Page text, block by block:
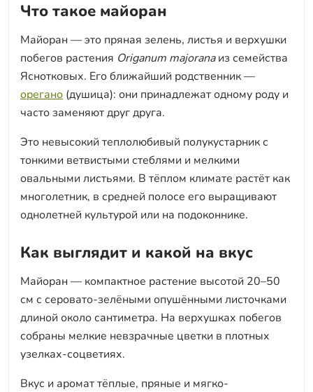
Что такое майоран
Майоран — это пряная зелень, листья и верхушки
побегов растения Origanum majoranaиз семейства
Яснотковых. Его ближайший родственник —
орегано (душица): они принадлежат одному роду и
часто заменяют друг друга.
Это невысокий теплолюбивый полукустарник с
тонкими ветвистыми стеблями и мелкими
овальными листьями. В тёплом климате растёт как
многолетник, в средней полосе его выращивают
однолетней культурой или на подоконнике.
Как выглядит и какой на вкус
Майоран — компактное растение высотой 20–50
см с серовато-зелёными опушёнными листочками
длиной около сантиметра. На верхушках побегов
собраны мелкие невзрачные цветки в плотных
узелках-соцветиях.
Вкус и аромат тёплые, пряные и мягко-